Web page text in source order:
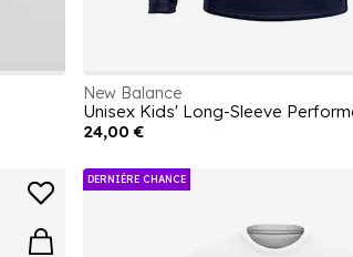
New Balance
Unisex Kids' Long-Sleeve
24,00 €
DERNIÉRE CHANCE